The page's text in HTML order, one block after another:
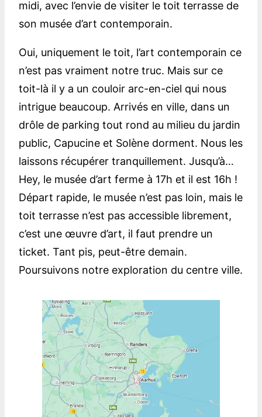
midi, avec l’envie de visiter le toit terrasse de
son musée d’art contemporain.
Oui, uniquement le toit, l’art contemporain ce
n’est pas vraiment notre truc. Mais sur ce
toit-là il y a un couloir arc-en-ciel qui nous
intrigue beaucoup. Arrivés en ville, dans un
drôle de parking tout rond au milieu du jardin
public, Capucine et Solène dorment. Nous les
laissons récupérer tranquillement. Jusqu’à…
Hey, le musée d’art ferme à 17h et il est 16h !
Départ rapide, le musée n’est pas loin, mais le
toit terrasse n’est pas accessible librement,
c’est une œuvre d’art, il faut prendre un
ticket. Tant pis, peut-être demain.
Poursuivons notre exploration du centre ville.